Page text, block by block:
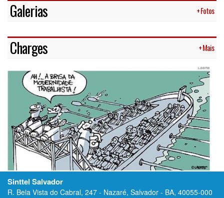
Galerias + Fotos
Charges + Mais
Sinttel Salvador
R. Bela Vista do Cabral, 247 - Nazaré, Salvador - BA, 40055-000